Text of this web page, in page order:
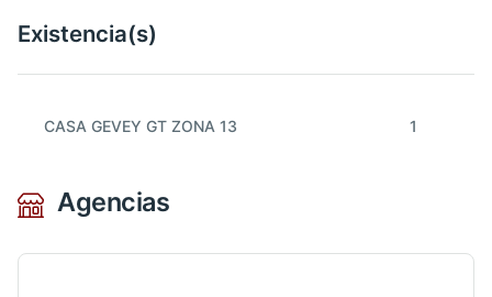
Existencia(s)
CASA GEVEY GT ZONA 13 1
Agencias